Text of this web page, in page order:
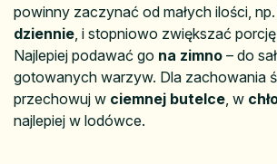
powinny zaczynać od małych ilości, np.
dziennie , i stopniowo zwiększać
Najlepiej podawać go na zimno – do
gotowanych warzyw. Dla zachowania
przechowuj w ciemnej butelce , w
najlepiej w lodówce.